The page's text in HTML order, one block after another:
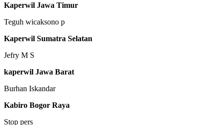
Kaperwil Jawa Timur
Teguh wicaksono p
Kaperwil Sumatra Selatan
Jefry M S
kaperwil Jawa Barat
Burhan Iskandar
Kabiro Bogor Raya
Stop pers